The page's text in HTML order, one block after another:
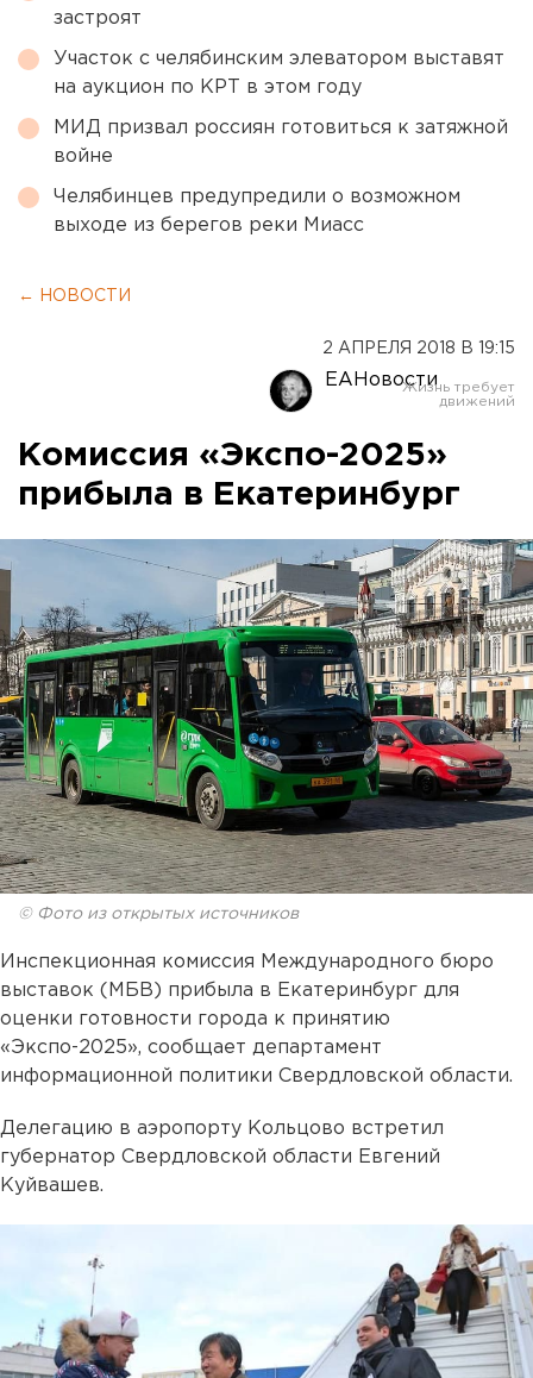
застроят
Участок с челябинским элеватором выставят
на аукцион по КРТ в этом году
МИД призвал россиян готовиться к затяжной
войне
Челябинцев предупредили о возможном
выходе из берегов реки Миасс
← НОВОСТИ
2 АПРЕЛЯ 2018 В 19:15
ЕАНовости
Комиссия «Экспо-2025»
прибыла в Екатеринбург
© Фото из открытых источников
Инспекционная комиссия Международного бюро
выставок (МБВ) прибыла в Екатеринбург для
оценки готовности города к принятию
«Экспо-2025», сообщает департамент
информационной политики Свердловской области.
Делегацию в аэропорту Кольцово встретил
губернатор Свердловской области Евгений
Куйвашев.